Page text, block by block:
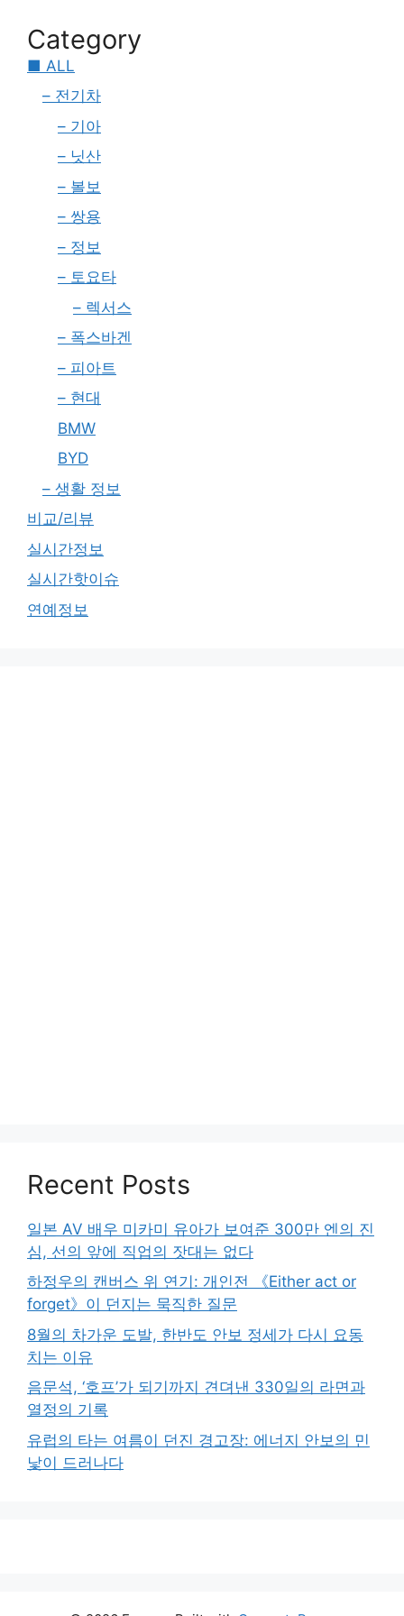
Category
■ ALL
– 전기차
– 기아
– 닛산
– 볼보
– 쌍용
– 정보
– 토요타
– 렉서스
– 폭스바겐
– 피아트
– 현대
BMW
BYD
– 생활 정보
비교/리뷰
실시간정보
실시간핫이슈
연예정보
Recent Posts
일본 AV 배우 미카미 유아가 보여준 300만 엔의 진
심, 선의 앞에 직업의 잣대는 없다
하정우의 캔버스 위 연기: 개인전 《Either act or
forget》이 던지는 묵직한 질문
8월의 차가운 도발, 한반도 안보 정세가 다시 요동
치는 이유
음문석, ‘호프’가 되기까지 견뎌낸 330일의 라면과
열정의 기록
유럽의 타는 여름이 던진 경고장: 에너지 안보의 민
낯이 드러나다